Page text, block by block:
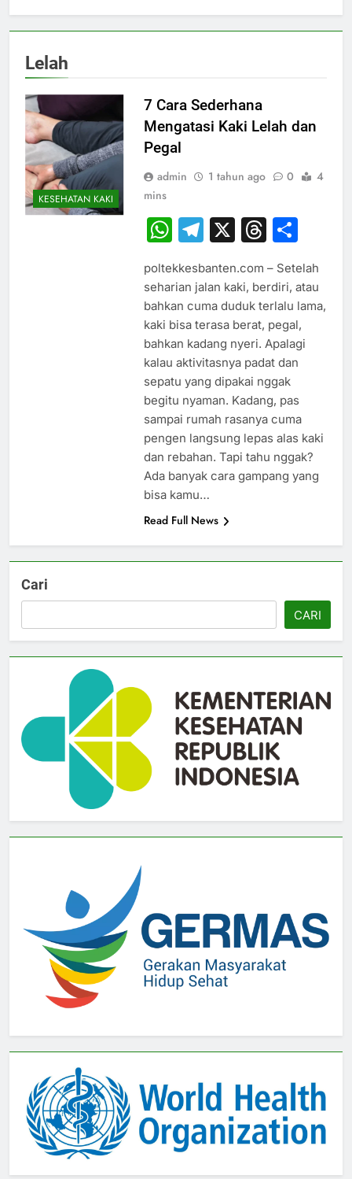
Lelah
KESEHATAN KAKI
7 Cara Sederhana
Mengatasi Kaki Lelah dan
Pegal
admin 1 tahun ago 0
4
mins
WhatsApp
Telegram
X
poltekkesbanten.com – Setelah
seharian jalan kaki, berdiri, atau
bahkan cuma duduk terlalu lama,
kaki bisa terasa berat, pegal,
bahkan kadang nyeri. Apalagi
kalau aktivitasnya padat dan
sepatu yang dipakai nggak
begitu nyaman. Kadang, pas
sampai rumah rasanya cuma
pengen langsung lepas alas kaki
dan rebahan. Tapi tahu nggak?
Ada banyak cara gampang yang
bisa kamu…
Read Full News
Cari
CARI